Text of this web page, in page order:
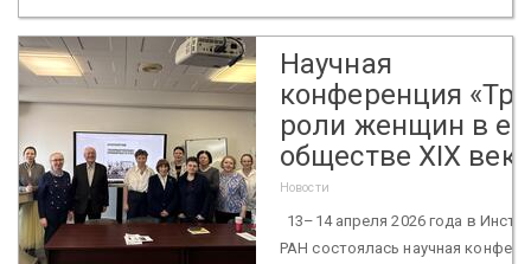
Научная
конференция
роли женщин в
обществе XIX
Новости
13–14 апреля 2026 года в
РАН состоялась научная